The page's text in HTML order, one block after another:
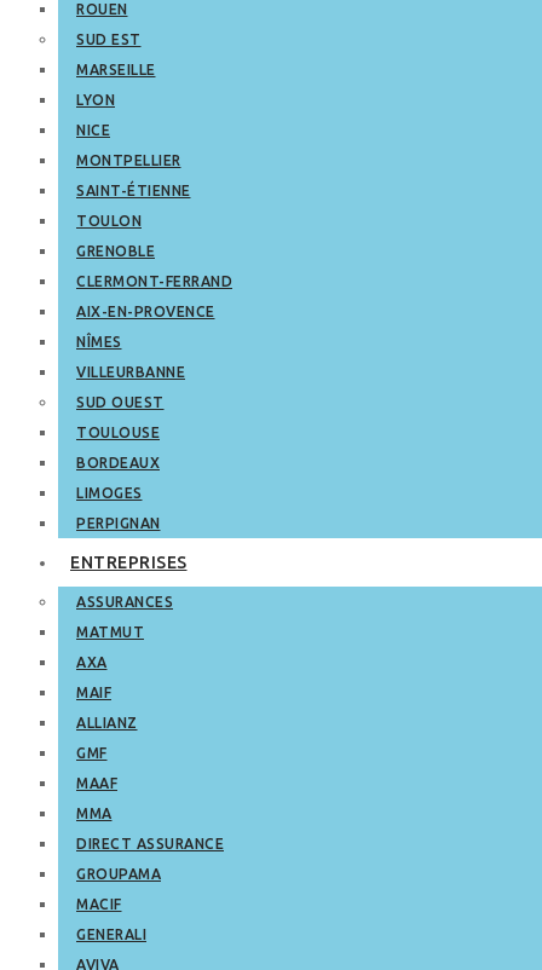
ROUEN
SUD EST
MARSEILLE
LYON
NICE
MONTPELLIER
SAINT-ÉTIENNE
TOULON
GRENOBLE
CLERMONT-FERRAND
AIX-EN-PROVENCE
NÎMES
VILLEURBANNE
SUD OUEST
TOULOUSE
BORDEAUX
LIMOGES
PERPIGNAN
ENTREPRISES
ASSURANCES
MATMUT
AXA
MAIF
ALLIANZ
GMF
MAAF
MMA
DIRECT ASSURANCE
GROUPAMA
MACIF
GENERALI
AVIVA